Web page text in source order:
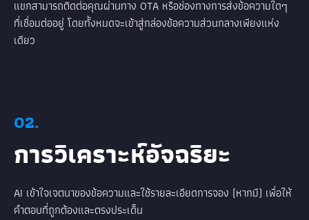
แขกสามารถติดต่อคุณผ่านทาง OTA หรือช่องทางการส่งข้อความใดๆ
ที่เชื่อมต่ออยู่ โดยทั้งหมดจะเข้าสู่กล่องข้อความส่วนกลางเพียงแห่ง
เดียว
02.
การวิเคราะห์อัจฉริยะ
AI เข้าใจเจตนาของข้อความและใช้รายละเอียดการจอง (หากมี) เพื่อให้
คำตอบที่ถูกต้องและตรงประเด็น